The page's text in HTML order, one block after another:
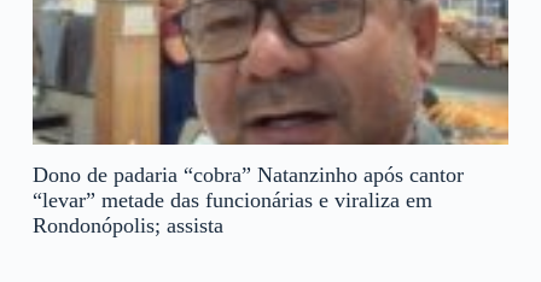
Dono de padaria “cobra” Natanzinho após cantor
“levar” metade das funcionárias e viraliza em
Rondonópolis; assista